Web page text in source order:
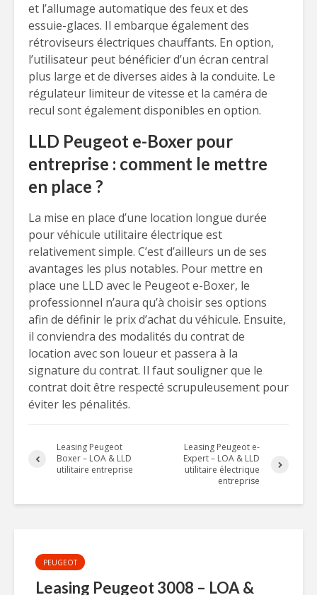
et l’allumage automatique des feux et des
essuie-glaces. Il embarque également des
rétroviseurs électriques chauffants. En option,
l’utilisateur peut bénéficier d’un écran central
plus large et de diverses aides à la conduite. Le
régulateur limiteur de vitesse et la caméra de
recul sont également disponibles en option.
LLD Peugeot e-Boxer pour
entreprise : comment le mettre
en place ?
La mise en place d’une location longue durée
pour véhicule utilitaire électrique est
relativement simple. C’est d’ailleurs un de ses
avantages les plus notables. Pour mettre en
place une LLD avec le Peugeot e-Boxer, le
professionnel n’aura qu’à choisir ses options
afin de définir le prix d’achat du véhicule. Ensuite,
il conviendra des modalités du contrat de
location avec son loueur et passera à la
signature du contrat. Il faut souligner que le
contrat doit être respecté scrupuleusement pour
éviter les pénalités.
Leasing Peugeot
Boxer – LOA & LLD
utilitaire entreprise
Leasing Peugeot e-
Expert – LOA & LLD
utilitaire électrique
entreprise
PEUGEOT
Leasing Peugeot 3008 – LOA &